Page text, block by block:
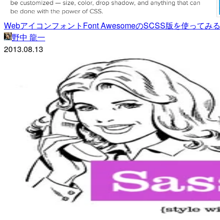
WebアイコンフォントFont AwesomeのSCSS版を使ってみる
野中 龍一
2013.08.13